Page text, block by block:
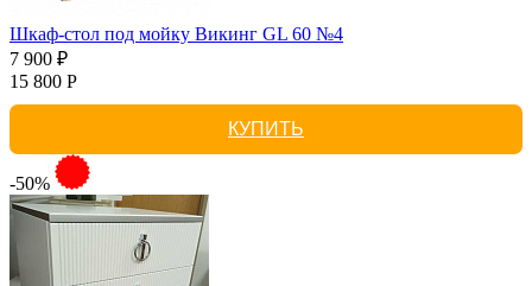
Шкаф-стол под мойку Викинг GL 60 №4
7 900 ₽
15 800 Р
КУПИТЬ
-50%